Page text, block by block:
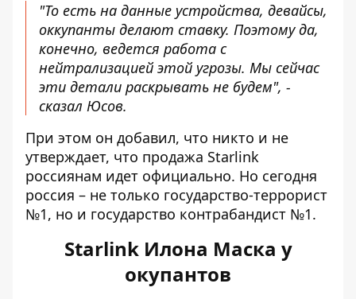
"То есть на данные устройства, девайсы,
оккупанты делают ставку. Поэтому да,
конечно, ведется работа с
нейтрализацией этой угрозы. Мы сейчас
эти детали раскрывать не будем", -
сказал Юсов.
При этом он добавил, что никто и не
утверждает, что продажа Starlink
россиянам идет официально. Но сегодня
россия – не только государство-террорист
№1, но и государство контрабандист №1.
Starlink Илона Маска у
окупантов